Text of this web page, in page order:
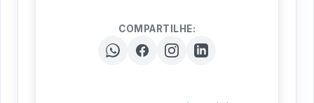
COMPARTILHE: